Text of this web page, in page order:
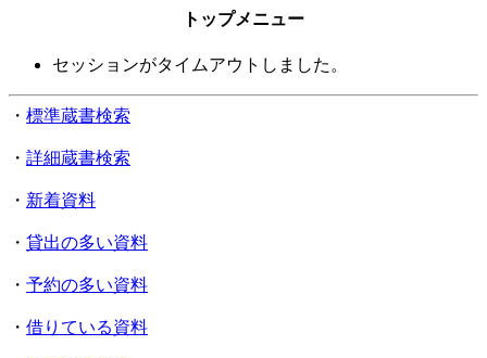
トップメニュー
セッションがタイムアウトしました。
・ 標準蔵書検索
・ 詳細蔵書検索
・ 新着資料
・ 貸出の多い資料
・ 予約の多い資料
・ 借りている資料